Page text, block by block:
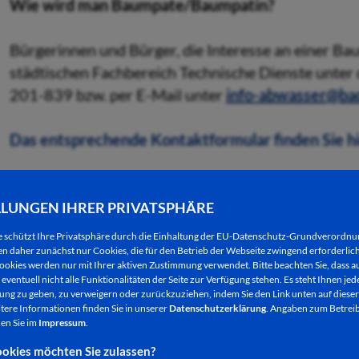
IHRER PRIVATSPHÄRE
schützt Ihre Privatsphäre durch die Einhaltung der EU-Datenschutz-
daher zunächst nur Cookies, die für den Betrieb der Webseite zwingend
werden nur mit Ihrer aktiven Zustimmung verwendet. Bitte beachten Sie, dass
nicht alle Funktionalitäten der Seite zur Verfügung stehen. Es steht Ihnen
zu geben, zu verweigern oder zurückzuziehen, indem Sie den Link unten auf
Informationen finden Sie in unsererDatenschutzerklärung. Angaben zum
Sie im Impressum.
möchten Sie zulassen?
Wie wird man Baumpate/Baumpatin?
Bürgerinnen und Bürger, die Interesse an einer
städtischen Fachbereich Technische Dienste
201-839 bzw. per E-Mail unter info-
Das entsprechende Kontaktformular finden Sie
Danach bekommen Sie den möglichen
auf Leitungslagen, ausreichend großen
die spätere Baumkrone. Daher sind nicht alle
auch die Baumart muss sorgsam dem Standort
Ist gemeinsam ein passender Baumstandort
eingegangen, wird der Baum im Rahmen einer
gepflanzt. Natürlich besteht die Möglichkeit, dass